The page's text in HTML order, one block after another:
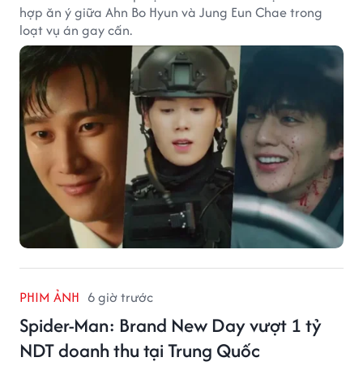
hợp ăn ý giữa Ahn Bo Hyun và Jung Eun Chae trong
loạt vụ án gay cấn.
PHIM ẢNH 6 giờ trước
Spider-Man: Brand New Day vượt 1 tỷ
NDT doanh thu tại Trung Quốc